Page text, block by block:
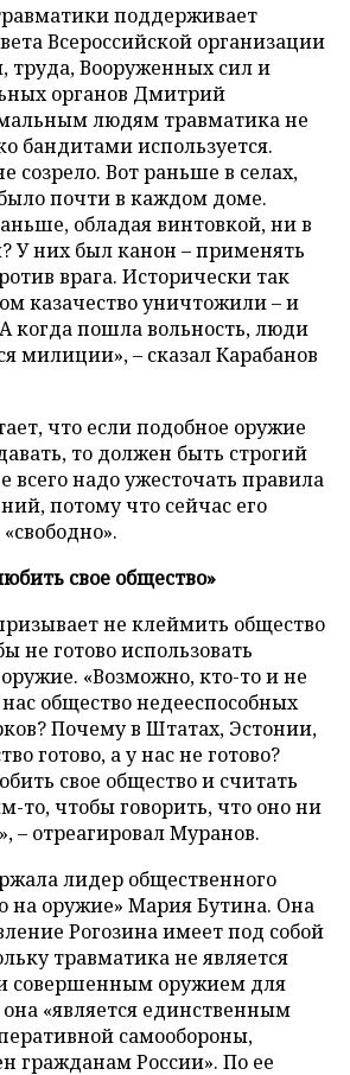
поддерживает
Всероссийской организации
труда, Вооруженных сил и
органов Дмитрий
людям травматика не
бандитами используется.
созрело. Вот раньше в селах,
почти в каждом доме.
обладая винтовкой, ни в
У них был канон – применять
врага. Исторически так
казачество уничтожили – и
когда пошла вольность, люди
милиции», – сказал Карабанов
что если подобное оружие
то должен быть строгий
всего надо ужесточать правила
потому что сейчас его
свое общество»
не клеймить общество
не готово использовать
«Возможно, кто-то и не
нас общество недееспособных
Почему в Штатах, Эстонии,
готово, а у нас не готово?
свое общество и считать
то, чтобы говорить, что оно ни
– отреагировал Муранов.
лидер общественного
на оружие» Мария Бутина. Она
Рогозина имеет под собой
травматика не является
оружием для
«является единственным
самообороны,
гражданам России». По ее